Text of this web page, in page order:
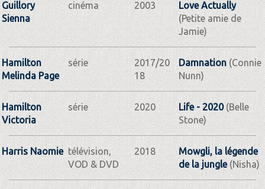
Guillory
Sienna
cinéma 2003
Love Actually
(Petite amie de
Jamie)
Hamilton
Melinda Page
série
2017/20
18
Damnation(Connie
Nunn)
Hamilton
Victoria
série 2020 Life - 2020(Belle
Stone)
Harris Naomie télévision,
VOD & DVD
2018
Mowgli, la légende
de la jungle(Nisha)